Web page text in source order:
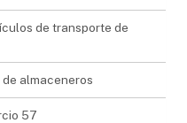
de transporte de
almaceneros
57